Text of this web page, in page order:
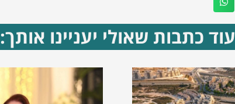
עוד כתבות שאולי יעניינו אותך: